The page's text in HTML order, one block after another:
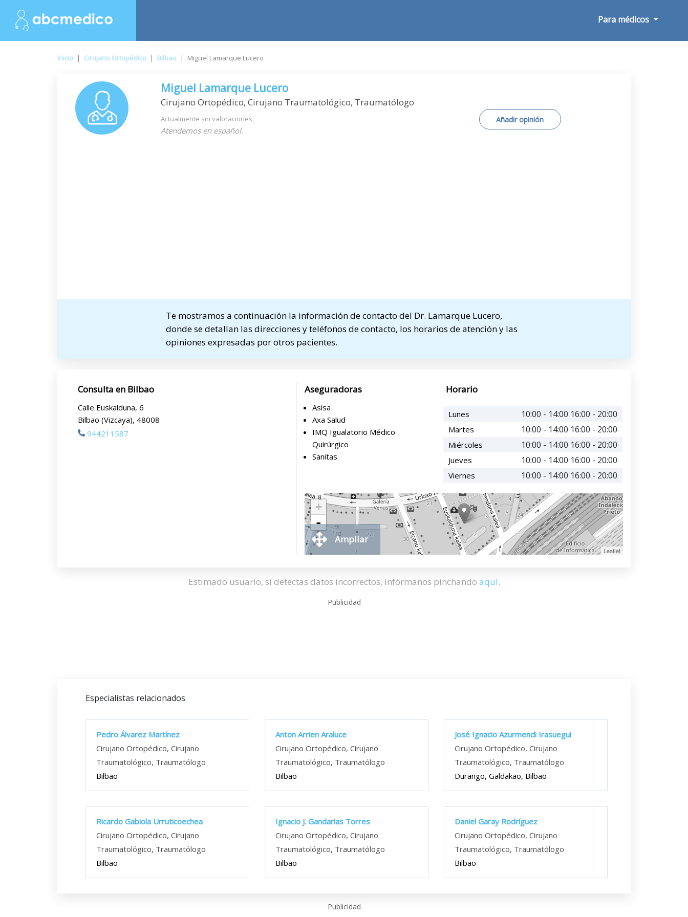
Para médicos
Inicio | Cirujano Ortopédico | Bilbao | Miguel Lamarque Lucero
Miguel Lamarque Lucero
Cirujano Ortopédico, Cirujano Traumatológico, Traumatólogo
Actualmente sin valoraciones
Atendemos en español.
Añadir opinión
Te mostramos a continuación la información de contacto del Dr. Lamarque Lucero,
donde se detallan las direcciones y teléfonos de contacto, los horarios de atención y las
opiniones expresadas por otros pacientes.
Consulta en Bilbao
Calle Euskalduna, 6
Bilbao (Vizcaya), 48008
944211587
Aseguradoras
Asisa
Axa Salud
IMQ Igualatorio Médico
Quirúrgico
Sanitas
Horario
Lunes 10:00 - 14:00 16:00 - 20:00
Martes 10:00 - 14:00 16:00 - 20:00
Miércoles 10:00 - 14:00 16:00 - 20:00
Jueves 10:00 - 14:00 16:00 - 20:00
Viernes 10:00 - 14:00 16:00 - 20:00
+
-
Leaflet
Ampliar
Estimado usuario, si detectas datos incorrectos, infórmanos pinchando aquí.
Publicidad
Especialistas relacionados
Pedro Álvarez Martínez
Cirujano Ortopédico, Cirujano
Traumatológico, Traumatólogo
Bilbao
Anton Arrien Araluce
Cirujano Ortopédico, Cirujano
Traumatológico, Traumatólogo
Bilbao
José Ignacio Azurmendi Irasuegui
Cirujano Ortopédico, Cirujano
Traumatológico, Traumatólogo
Durango, Galdakao, Bilbao
Ricardo Gabiola Urruticoechea
Cirujano Ortopédico, Cirujano
Traumatológico, Traumatólogo
Bilbao
Ignacio J. Gandarias Torres
Cirujano Ortopédico, Cirujano
Traumatológico, Traumatólogo
Bilbao
Daniel Garay Rodríguez
Cirujano Ortopédico, Cirujano
Traumatológico, Traumatólogo
Bilbao
Publicidad